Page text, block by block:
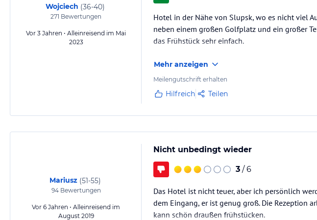
Wojciech (36-40)
271 Bewertungen
Vor 3 Jahren • Alleinreisend im Mai
2023
Hotel in der Nähe von Slupsk, wo es nicht viel
neben einem großen Golfplatz und ein großer
das Frühstück sehr einfach.
Mehr anzeigen
Meilengutschrift erhalten
Hilfreich Teilen
Mariusz (51-55)
94Bewertungen
Vor 6 Jahren • Alleinreisend im
August 2019
Nicht unbedingt wieder
3 / 6
Das Hotel ist nicht teuer, aber ich persönlich
dem Eingang, er ist genug groß. Die Rezeption
kann schön draußen frühstücken.